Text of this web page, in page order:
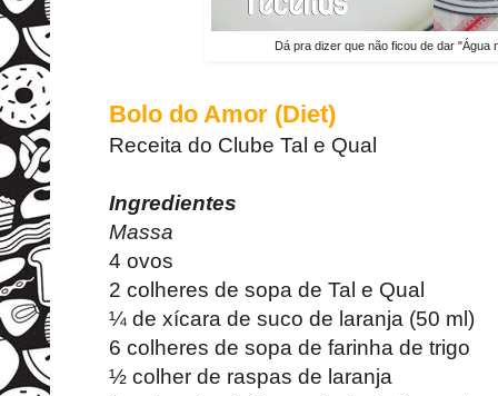
Dá pra dizer que não ficou de dar "Água
Bolo do Amor (Diet)
Receita do Clube Tal e Qual
Ingredientes
Massa
4 ovos
2 colheres de sopa de Tal e Qual
¼ de xícara de suco de laranja (50 ml)
6 colheres de sopa de farinha de trigo
½ colher de raspas de laranja